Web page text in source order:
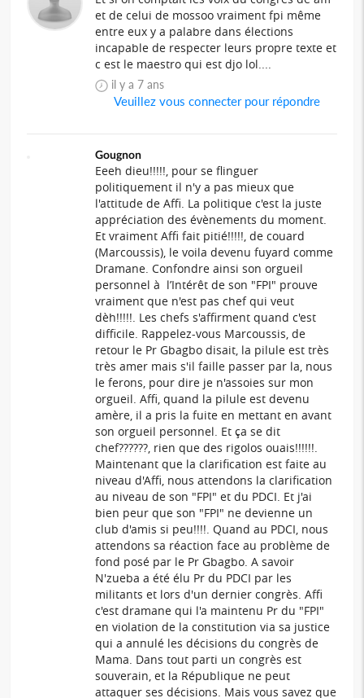
et de celui de mossoo vraiment fpi même
entre eux y a palabre dans élections
incapable de respecter leurs propre texte et
c est le maestro qui est djo lol....
il y a 7 ans
Veuillez vous connecter pour répondre
Gougnon
Eeeh dieu!!!!!, pour se flinguer
politiquement il n'y a pas mieux que
l'attitude de Affi. La politique c'est la juste
appréciation des évènements du moment.
Et vraiment Affi fait pitié!!!!!, de couard
(Marcoussis), le voila devenu fuyard comme
Dramane. Confondre ainsi son orgueil
personnel à l’Intérêt de son "FPI" prouve
vraiment que n'est pas chef qui veut
dèh!!!!!. Les chefs s'affirment quand c'est
difficile. Rappelez-vous Marcoussis, de
retour le Pr Gbagbo disait, la pilule est très
très amer mais s'il faille passer par la, nous
le ferons, pour dire je n'assoies sur mon
orgueil. Affi, quand la pilule est devenu
amère, il a pris la fuite en mettant en avant
son orgueil personnel. Et ça se dit
chef??????, rien que des rigolos ouais!!!!!!.
Maintenant que la clarification est faite au
niveau d'Affi, nous attendons la clarification
au niveau de son "FPI" et du PDCI. Et j'ai
bien peur que son "FPI" ne devienne un
club d'amis si peu!!!!. Quand au PDCI, nous
attendons sa réaction face au problème de
fond posé par le Pr Gbagbo. A savoir
N'zueba a été élu Pr du PDCI par les
militants et lors d'un dernier congrès. Affi
c'est dramane qui l'a maintenu Pr du "FPI"
en violation de la constitution via sa justice
qui a annulé les décisions du congrès de
Mama. Dans tout parti un congrès est
souverain, et la République ne peut
attaquer ses décisions. Mais vous savez que